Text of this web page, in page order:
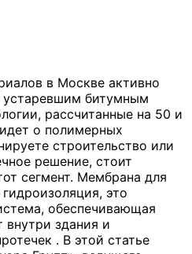
в Москве активно
устаревшим битумным
рассчитанные на 50 и
о полимерных
строительство или
решение, стоит
сегмент. Мембрана для
это
обеспечивающая
здания и
. В этой статье